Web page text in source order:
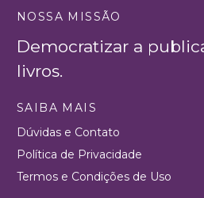
NOSSA MISSÃO
Democratizar a
livros.
SAIBA MAIS
Dúvidas e Contato
Política de Privacidade
Termos e Condições de Uso